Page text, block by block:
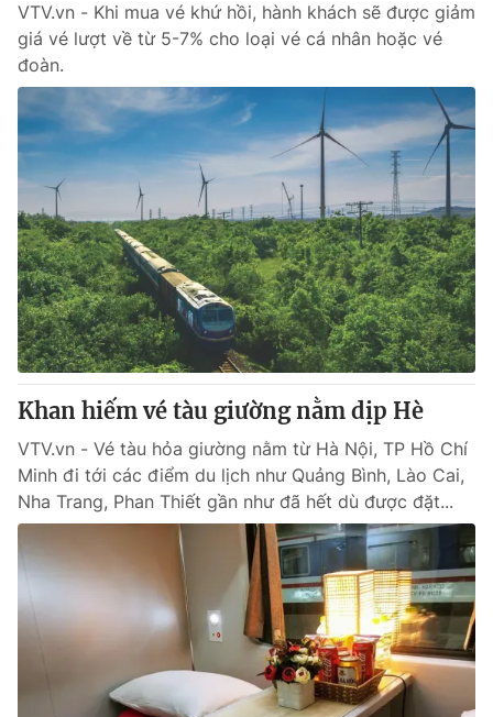
Tổng đài VTV:024.38 355 931 - 024.38 355 932
Ðiện thoại Thời báo VTV:
Email:toasoan@vtv.vn
Liên hệ quảng cáo:
024-7300.7108
thuận bằng văn bản. Ghi rõ nguồn VTV.vn khi phát hành lại
thông tin từ website này.
VTV.vn - Khi mua vé khứ hồi, hành khách sẽ được giảm
giá vé lượt về từ 5-7% cho loại vé cá nhân hoặc vé
đoàn.
Khan hiếm vé tàu giường nằm dịp Hè
VTV.vn - Vé tàu hỏa giường nằm từ Hà Nội, TP Hồ Chí
Minh đi tới các điểm du lịch như Quảng Bình, Lào Cai,
Nha Trang, Phan Thiết gần như đã hết dù được đặt...